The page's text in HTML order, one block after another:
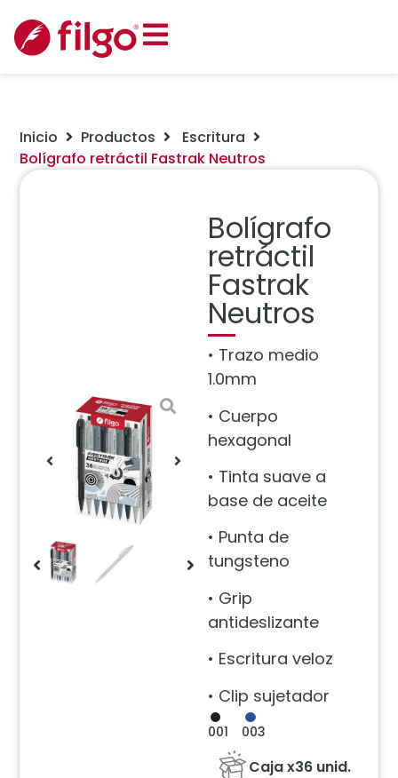
Inicio Productos
Escritura
Bolígrafo retráctil Fastrak Neutros
Bolígrafo
retráctil
Fastrak
Neutros
• Trazo medio
1.0mm
• Cuerpo
hexagonal
• Tinta suave a
base de aceite
• Punta de
tungsteno
• Grip
antideslizante
• Escritura veloz
• Clip sujetador
001 003
Caja x36 unid.